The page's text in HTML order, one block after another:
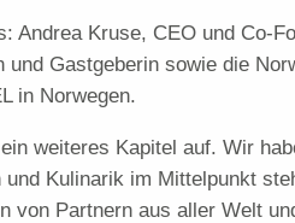
Andrea Kruse, CEO und Co-
Gastgeberin sowie die
in Norwegen.
weiteres Kapitel auf. Wir
Kulinarik im Mittelpunkt
von Partnern aus aller Welt